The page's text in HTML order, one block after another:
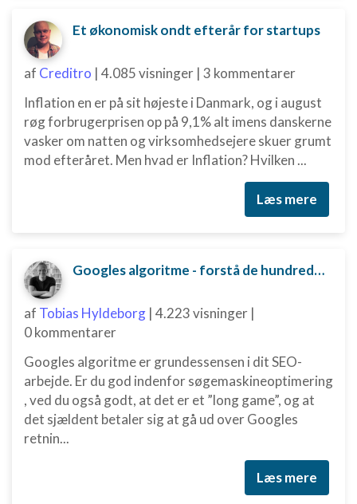
Et økonomisk ondt efterår for startups
af Creditro | 4.085 visninger | 3 kommentarer
Inflation en er på sit højeste i Danmark, og i august
røg forbrugerprisen op på 9,1% alt imens danskerne
vasker om natten og virksomhedsejere skuer grumt
mod efteråret. Men hvad er Inflation? Hvilken ...
Læs mere
Googles algoritme - forstå de hundredvis af parametre bag
af Tobias Hyldeborg | 4.223 visninger |
0 kommentarer
Googles algoritme er grundessensen i dit SEO-
arbejde. Er du god indenfor søgemaskineoptimering
, ved du også godt, at det er et ”long game”, og at
det sjældent betaler sig at gå ud over Googles
retnin...
Læs mere